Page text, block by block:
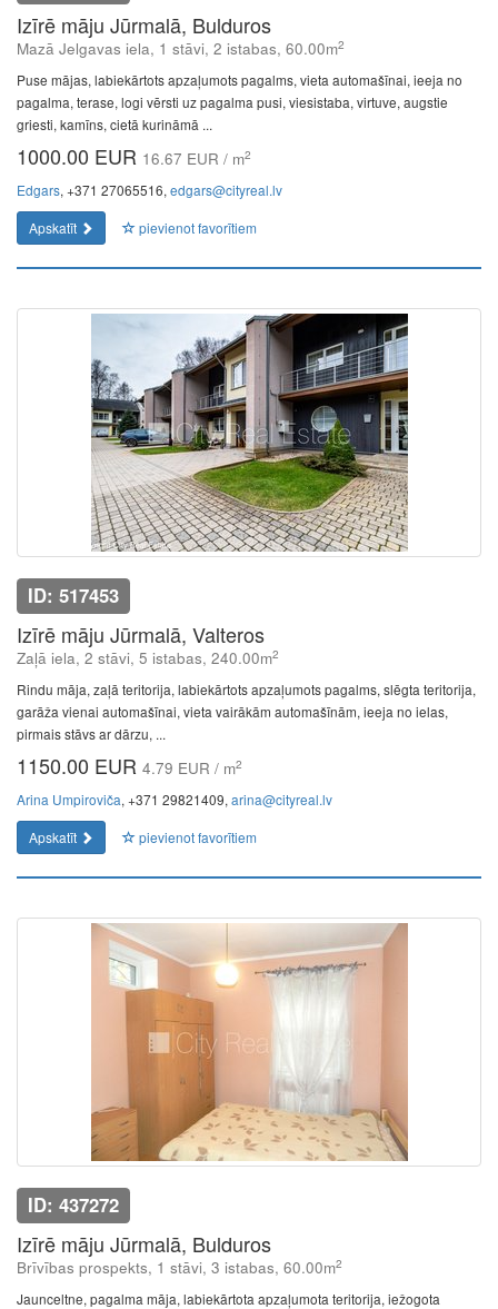
Izīrē māju Jūrmalā, Bulduros
Mazā Jelgavas iela, 1 stāvi, 2 istabas, 60.00m2
Puse mājas, labiekārtots apzaļumots pagalms, vieta automašīnai, ieeja no
pagalma, terase, logi vērsti uz pagalma pusi, viesistaba, virtuve, augstie
griesti, kamīns, cietā kurināmā ...
1000.00 EUR 16.67 EUR / m2
Edgars, +371 27065516, edgars@cityreal.lv
Apskatīt
pievienot favorītiem
ID: 517453
Izīrē māju Jūrmalā, Valteros
Zaļā iela, 2 stāvi, 5 istabas, 240.00m2
Rindu māja, zaļā teritorija, labiekārtots apzaļumots pagalms, slēgta teritorija,
garāža vienai automašīnai, vieta vairākām automašīnām, ieeja no ielas,
pirmais stāvs ar dārzu, ...
1150.00 EUR 4.79 EUR / m2
Arina Umpiroviča, +371 29821409, arina@cityreal.lv
Apskatīt
pievienot favorītiem
ID: 437272
Izīrē māju Jūrmalā, Bulduros
Brīvības prospekts, 1 stāvi, 3 istabas, 60.00m2
Jaunceltne, pagalma māja, labiekārtota apzaļumota teritorija, iežogota